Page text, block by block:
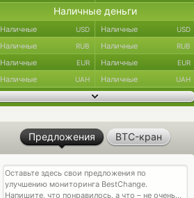
Наличные деньги
Наличные USD Наличные USD
Наличные RUB Наличные RUB
Наличные EUR Наличные EUR
Наличные UAH Наличные UAH
Предложения BTC-кран